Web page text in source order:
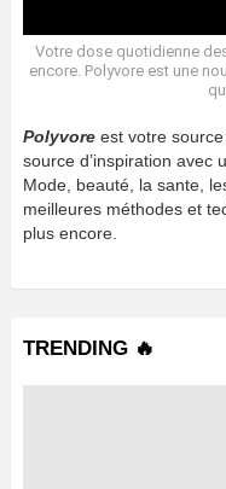
Votre dose quotidienne
encore. Polyvore est une
Polyvore est votre
source d’inspiration avec
Mode, beauté, la sante,
meilleures méthodes et
plus encore.
TRENDING 🔥